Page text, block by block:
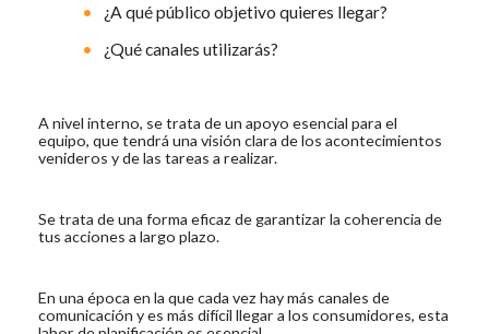
¿A qué público objetivo quieres llegar?
¿Qué canales utilizarás?
A nivel interno, se trata de un apoyo esencial para el
equipo, que tendrá una visión clara de los acontecimientos
venideros y de las tareas a realizar.
Se trata de una forma eficaz de garantizar la coherencia de
tus acciones a largo plazo.
En una época en la que cada vez hay más canales de
comunicación y es más difícil llegar a los consumidores, esta